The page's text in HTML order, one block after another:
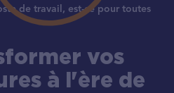
de travail, est-ce pour toutes
vos
à l'ère de